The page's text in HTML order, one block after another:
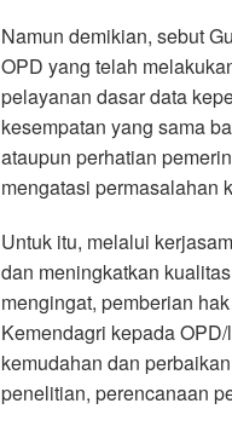
Namun demikian, sebut
OPD yang telah
pelayanan dasar data
kesempatan yang sama
ataupun perhatian
mengatasi permasalahan
Untuk itu, melalui
dan meningkatkan
mengingat, pemberian
Kemendagri kepada
kemudahan dan
penelitian, perencanaan